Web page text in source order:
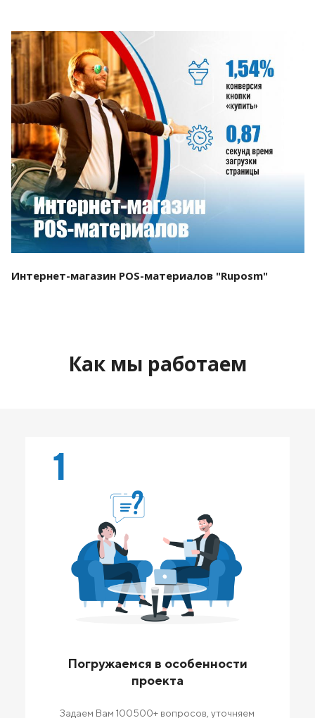
Смотреть проект
Интернет-магазин POS-материалов "Ruposm"
Как мы работаем
1
Погружаемся в особенности
проекта
Задаем Вам 100500+ вопросов, уточняем